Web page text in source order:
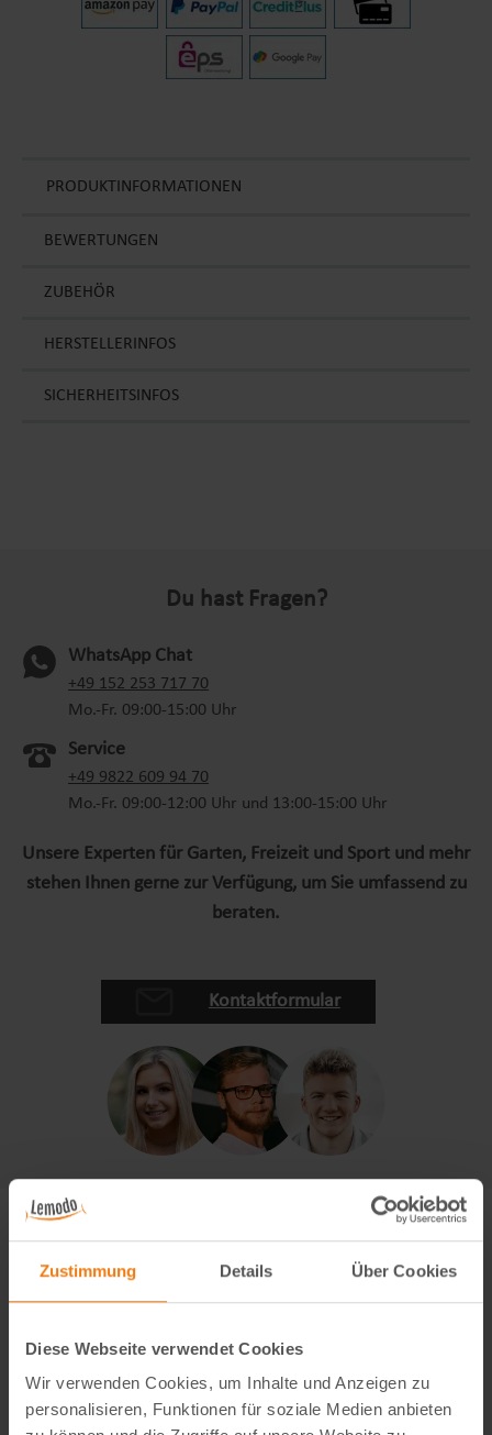
Zustimmung Details Über Cookies
Diese Webseite verwendet Cookies
Wir verwenden Cookies, um Inhalte und Anzeigen zu
personalisieren, Funktionen für soziale Medien anbieten
PRODUKTINFORMATIONEN
BEWERTUNGEN
ZUBEHÖR
HERSTELLERINFOS
SICHERHEITSINFOS
Du hast Fragen?
WhatsApp Chat
+49 152 253 717 70
Mo.-Fr. 09:00-15:00 Uhr
Service
+49 9822 609 94 70
Mo.-Fr. 09:00-12:00 Uhr und 13:00-15:00 Uhr
Unsere Experten für Garten, Freizeit und Sport und mehr
stehen Ihnen gerne zur Verfügung, um Sie umfassend zu
beraten.
Kontaktformular